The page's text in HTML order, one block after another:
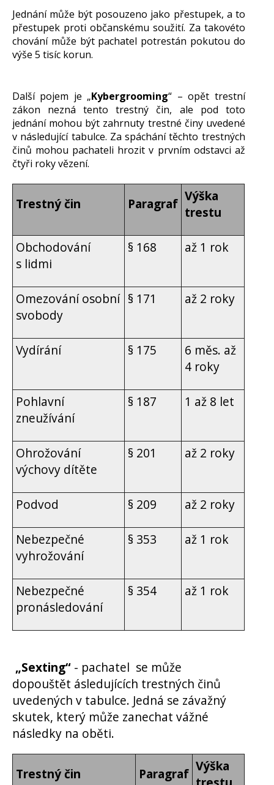
Jednání může být posouzeno jako přestupek, a to
přestupek proti občanskému soužití. Za takovéto
chování může být pachatel potrestán pokutou do
výše 5 tisíc korun.
Další pojem je „Kybergrooming“ – opět trestní
zákon nezná tento trestný čin, ale pod toto
jednání mohou být zahrnuty trestné činy uvedené
v následující tabulce. Za spáchání těchto trestných
činů mohou pachateli hrozit v prvním odstavci až
čtyři roky vězení.
Trestný čin Paragraf Výška
trestu
Obchodování
s lidmi
§ 168 až 1 rok
Omezování osobní
svobody
§ 171 až 2 roky
Vydírání § 175
6 měs. až
4 roky
Pohlavní
zneužívání
§ 187 1 až 8 let
Ohrožování
výchovy dítěte
§ 201 až 2 roky
Podvod § 209 až 2 roky
Nebezpečné
vyhrožování
§ 353 až 1 rok
Nebezpečné
pronásledování
§ 354 až 1 rok
„Sexting“ - pachatel se může
dopouštět ásledujících trestných činů
uvedených v tabulce. Jedná se závažný
skutek, který může zanechat vážné
následky na oběti.
Trestný čin Paragraf Výška